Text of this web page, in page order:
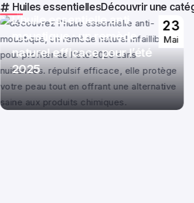
Huiles essentiellesDécouvrir une
L’huile essentielle anti
moustique : un remède
naturel efficace pour l’été
2025
23
Mai